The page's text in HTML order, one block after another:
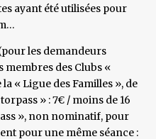
ayant été utilisées pour
les demandeurs
membres des Clubs «
« Ligue des Familles », de
» : 7€ / moins de 16
», non nominatif, pour
pour une même séance :